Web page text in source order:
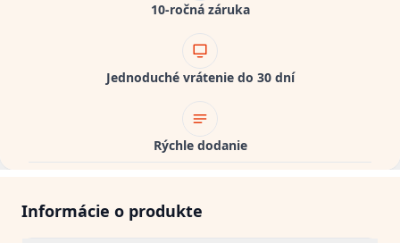
10-ročná záruka
Jednoduché vrátenie do 30 dní
Rýchle dodanie
Informácie o produkte